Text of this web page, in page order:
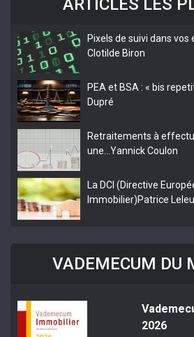
ARTICLES LES
Pixels de suivi dans vos
Clotilde Biron
PEA et BSA : « bis
Dupré
Retraitements à
une… Yannick Coulon
La DCI (Directive
Immobilier)Patrice Leleu
VADEMECUM DU
2026